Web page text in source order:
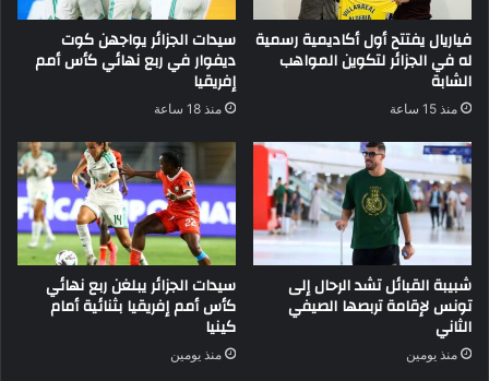
فياريال يفتتح أول أكاديمية رسمية
له في الجزائر لتكوين المواهب
الشابة
منذ 15 ساعة
سيدات الجزائر يواجهن كوت
ديفوار في ربع نهائي كأس أمم
إفريقيا
منذ 18 ساعة
شبيبة القبائل تشد الرحال إلى
تونس لإقامة تربصها الصيفي
الثاني
منذ يومين
سيدات الجزائر يبلغن ربع نهائي
كأس أمم إفريقيا بثنائية أمام
كينيا
منذ يومين